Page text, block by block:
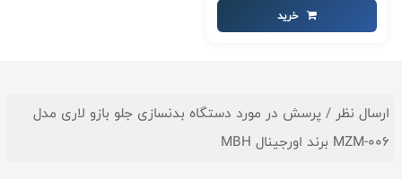
خرید
ارسال نظر / پرسش در مورد دستگاه بدنسازی جلو بازو لاری مدل
MZM-006 برند اورجینال MBH